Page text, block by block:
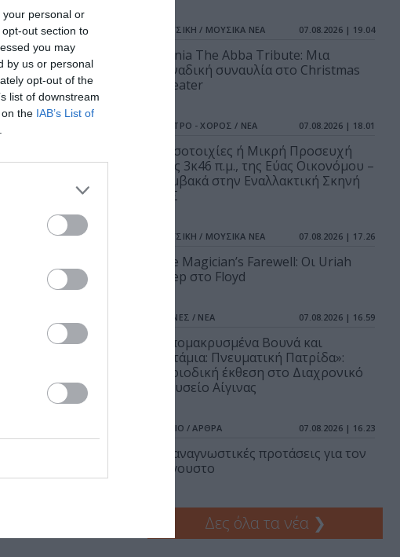
personal or
out section to
you may
by us or personal
opt-out of the
list of downstream
the IAB’s List of
ΜΟΥΣΙΚΗ / ΜΟΥΣΙΚΑ ΝΕΑ 07.08.2026 | 19.04
Mania The Abba Tribute: Μια
μοναδική συναυλία στο Christmas
Theater
ΘΕΑΤΡΟ - ΧΟΡΟΣ / ΝΕΑ 07.08.2026 | 18.01
Μεσοτοιχίες ή Μικρή Προσευχή
στις 3κ46 π.μ., της Εύας Οικονόμου –
Βαμβακά στην Εναλλακτική Σκηνή
ΕΛΣ
ΜΟΥΣΙΚΗ / ΜΟΥΣΙΚΑ ΝΕΑ 07.08.2026 | 17.26
The Magician’s Farewell: Οι Uriah
Heep στο Floyd
ΤΕΧΝΕΣ / ΝΕΑ 07.08.2026 | 16.59
«Απομακρυσμένα Βουνά και
Ποτάμια: Πνευματική Πατρίδα»:
Περιοδική έκθεση στο Διαχρονικό
Μουσείο Αίγινας
ΒΙΒΛΙΟ / ΑΡΘΡΑ 07.08.2026 | 16.23
25 αναγνωστικές προτάσεις για τον
Αύγουστο
Δες όλα τα νέα ❯